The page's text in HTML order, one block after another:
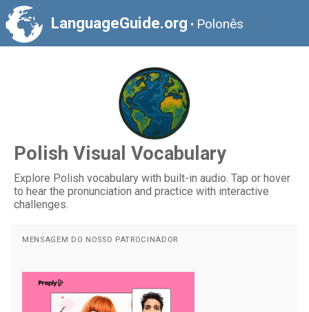
LanguageGuide.org • Polonês
Polish Visual Vocabulary
Explore Polish vocabulary with built-in audio. Tap or hover
to hear the pronunciation and practice with interactive
challenges.
MENSAGEM DO NOSSO PATROCINADOR